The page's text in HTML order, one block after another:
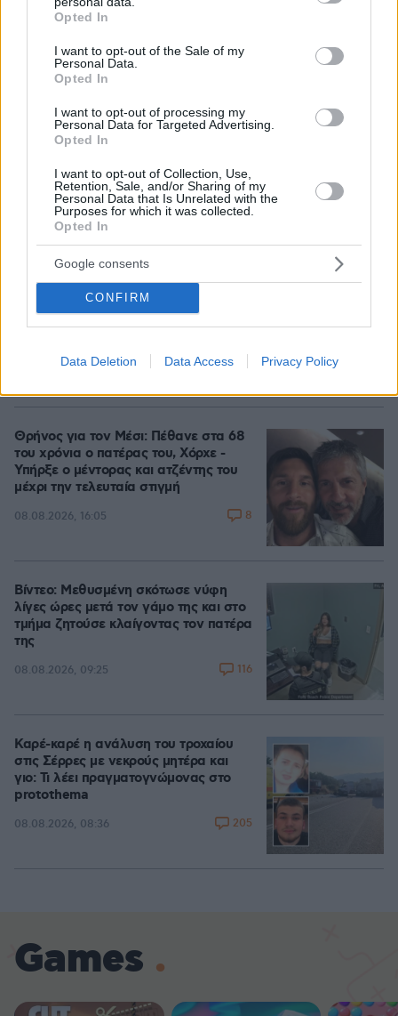
grant or deny consent to Google and its third-party tags to
use your data for below specified purposes in below Google
consent section.
Opted In
I want to opt-out of the Sale of my
Personal Data.
Opted In
I want to opt-out of processing my
Personal Data for Targeted Advertising.
Opted In
I want to opt-out of Collection, Use,
Retention, Sale, and/or Sharing of my
Personal Data that Is Unrelated with the
Purposes for which it was collected.
Opted In
Google consents
CONFIRM
Data Deletion Data Access Privacy Policy
θάνατος
Συνετρίβη πυροσβεστικό ελικόπτερο
ενώ επιχειρούσε σε μεγάλη δασική
08.08.2026, 09:34
Προήχθη σε Αστυνόμο Α' η
Κωνσταντία Δημογλίδου
08.08.2026, 14:57 27
Θρήνος για τον Μέσι: Πέθανε στα 68
του χρόνια ο πατέρας του, Χόρχε -
Υπήρξε ο μέντορας και ατζέντης του
μέχρι την τελευταία στιγμή
08.08.2026, 16:05 8
Βίντεο: Μεθυσμένη σκότωσε νύφη
λίγες ώρες μετά τον γάμο της και στο
τμήμα ζητούσε κλαίγοντας τον πατέρα
της
08.08.2026, 09:25 116
Καρέ-καρέ η ανάλυση του τροχαίου
στις Σέρρες με νεκρούς μητέρα και
γιο: Τι λέει πραγματογνώμονας στο
protothema
08.08.2026, 08:36 205
Games